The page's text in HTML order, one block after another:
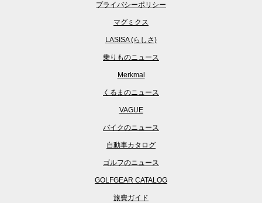
プライバシーポリシー
マグミクス
LASISA (らしさ)
乗りものニュース
Merkmal
くるまのニュース
VAGUE
バイクのニュース
自動車カタログ
ゴルフのニュース
GOLFGEAR CATALOG
旅費ガイド